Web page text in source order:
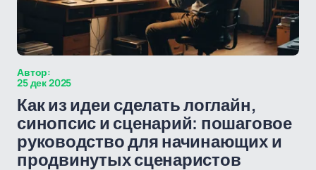
Автор:
25 дек 2025
Как из идеи сделать логлайн,
синопсис и сценарий: пошаговое
руководство для начинающих и
продвинутых сценаристов